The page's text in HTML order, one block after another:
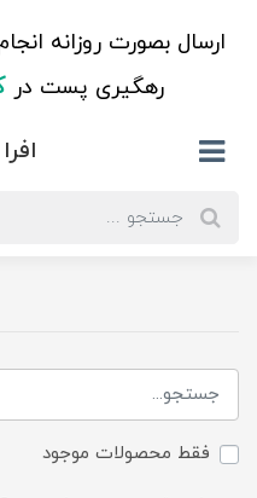
ارسال بصورت روزانه
رهگیری پست در
فقط محصولات موجود